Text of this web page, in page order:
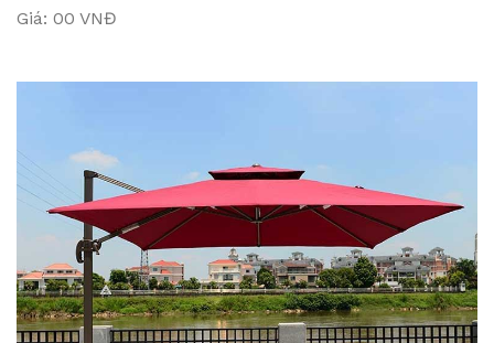
Giá: 00 VNĐ